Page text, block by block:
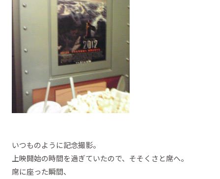
いつものように記念撮影。
上映開始の時間を過ぎていたので、そそくさと席へ。
席に座った瞬間、